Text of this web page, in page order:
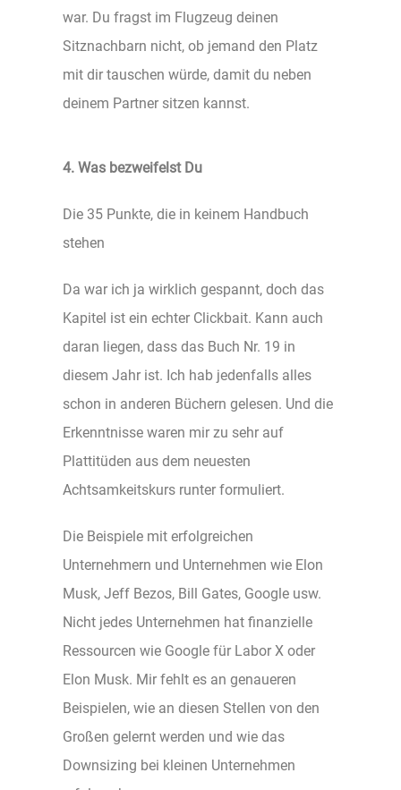
war. Du fragst im Flugzeug deinen
Sitznachbarn nicht, ob jemand den Platz
mit dir tauschen würde, damit du neben
deinem Partner sitzen kannst.
4. Was bezweifelst Du
Die 35 Punkte, die in keinem Handbuch
stehen
Da war ich ja wirklich gespannt, doch das
Kapitel ist ein echter Clickbait. Kann auch
daran liegen, dass das Buch Nr. 19 in
diesem Jahr ist. Ich hab jedenfalls alles
schon in anderen Büchern gelesen. Und die
Erkenntnisse waren mir zu sehr auf
Plattitüden aus dem neuesten
Achtsamkeitskurs runter formuliert.
Die Beispiele mit erfolgreichen
Unternehmern und Unternehmen wie Elon
Musk, Jeff Bezos, Bill Gates, Google usw.
Nicht jedes Unternehmen hat finanzielle
Ressourcen wie Google für Labor X oder
Elon Musk. Mir fehlt es an genaueren
Beispielen, wie an diesen Stellen von den
Großen gelernt werden und wie das
Downsizing bei kleinen Unternehmen